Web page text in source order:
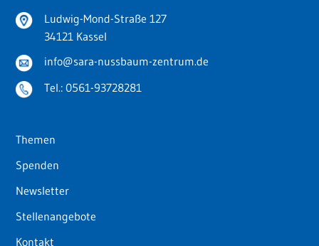
Ludwig-Mond-Straße 127
34121 Kassel
info@sara-nussbaum-zentrum.de
Tel.: 0561-93728281
Themen
Spenden
Newsletter
Stellenangebote
Kontakt